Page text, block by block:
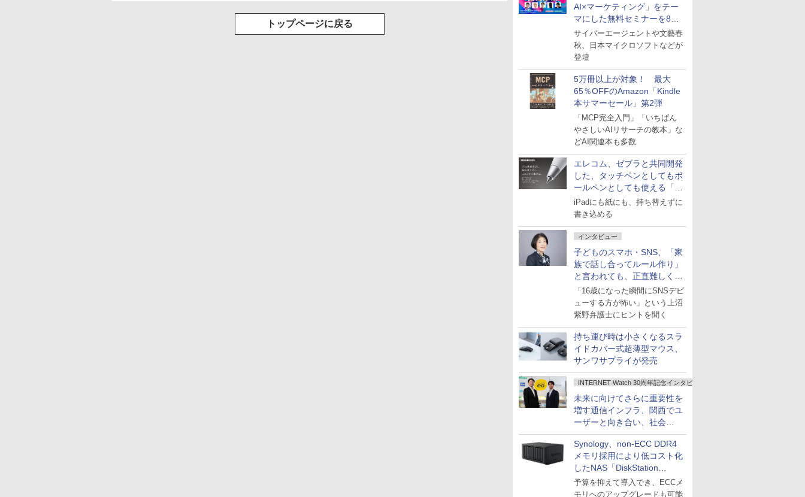
AI×マーケティング」をテー
マにした無料セミナーを8月
27日にオンライン開催
サイバーエージェントや文藝春
秋、日本マイクロソフトなどが
登壇
5万冊以上が対象！ 最大
65％OFFのAmazon「Kindle
本サマーセール」第2弾
「MCP完全入門」「いちばん
やさしいAIリサーチの教本」な
どAI関連本も多数
エレコム、ゼブラと共同開発
した、タッチペンとしてもボ
ールペンとしても使える「ス
タイラスツーウェイ」発売
iPadにも紙にも、持ち替えずに
書き込める
インタビュー
子どものスマホ・SNS、「家
族で話し合ってルール作り」
と言われても、正直難しくな
いですか？
「16歳になった瞬間にSNSデビ
ューする方が怖い」という上沼
紫野弁護士にヒントを聞く
持ち運び時は小さくなるスラ
イドカバー式超薄型マウス、
サンワサプライが発売
INTERNET Watch 30周年記念インタビュー
未来に向けてさらに重要性を
増す通信インフラ、関西でユ
ーザーと向き合い、社会
の“あたらしい”を起動し続け
る～オプテージ
Synology、non-ECC DDR4
メモリ採用により低コスト化
したNAS「DiskStation
neo+」シリーズ
予算を抑えて導入でき、ECCメ
モリへのアップグレードも可能
トップページに戻る